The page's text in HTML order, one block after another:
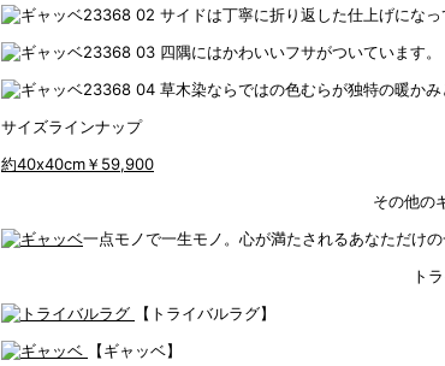
サイドは丁寧に折り返した仕上げにな
四隅にはかわいいフサがついています。
草木染ならではの色むらが独特の暖か
サイズラインナップ
約40x40cm￥59,900
その他の
一点モノで一生モノ。心が満たされるあなただけの
ト
【トライバルラグ】
【ギャッベ】